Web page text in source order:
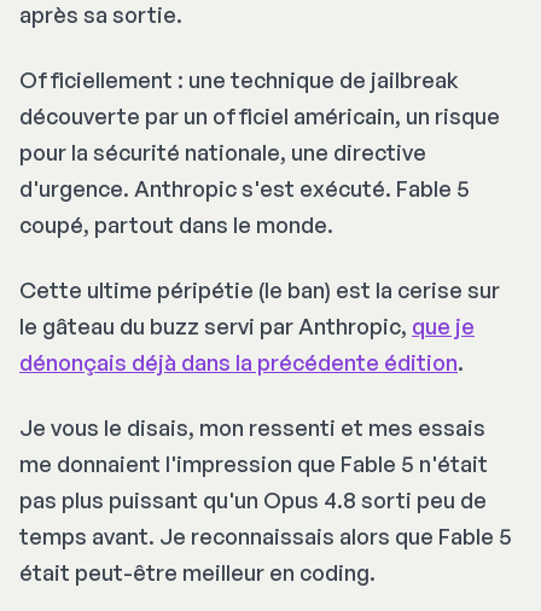
après sa sortie.
Officiellement : une technique de jailbreak
découverte par un officiel américain, un risque
pour la sécurité nationale, une directive
d'urgence. Anthropic s'est exécuté. Fable 5
coupé, partout dans le monde.
Cette ultime péripétie (le ban) est la cerise sur
le gâteau du buzz servi par Anthropic, que je
dénonçais déjà dans la précédente édition.
Je vous le disais, mon ressenti et mes essais
me donnaient l'impression que Fable 5 n'était
pas plus puissant qu'un Opus 4.8 sorti peu de
temps avant. Je reconnaissais alors que Fable 5
était peut-être meilleur en coding.